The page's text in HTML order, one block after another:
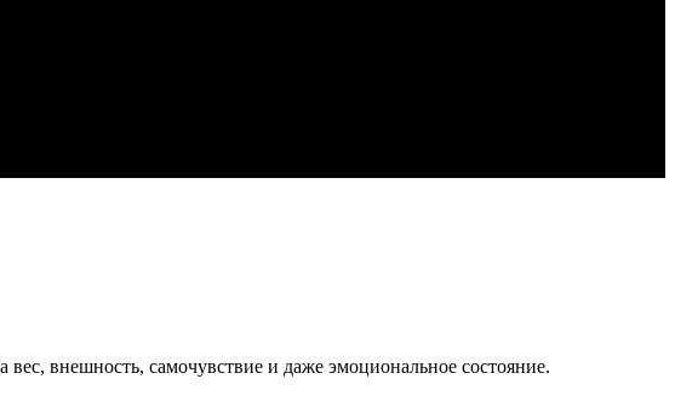
внешность, самочувствие и даже эмоциональное состояние.